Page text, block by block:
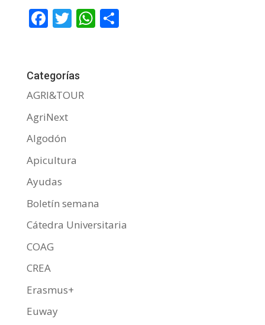
F
b
o
o
k
T
er
W C
Categorías
AGRI&TOUR
AgriNext
Algodón
Apicultura
Ayudas
Boletín semana
Cátedra Universitaria
COAG
CREA
Erasmus+
Euway